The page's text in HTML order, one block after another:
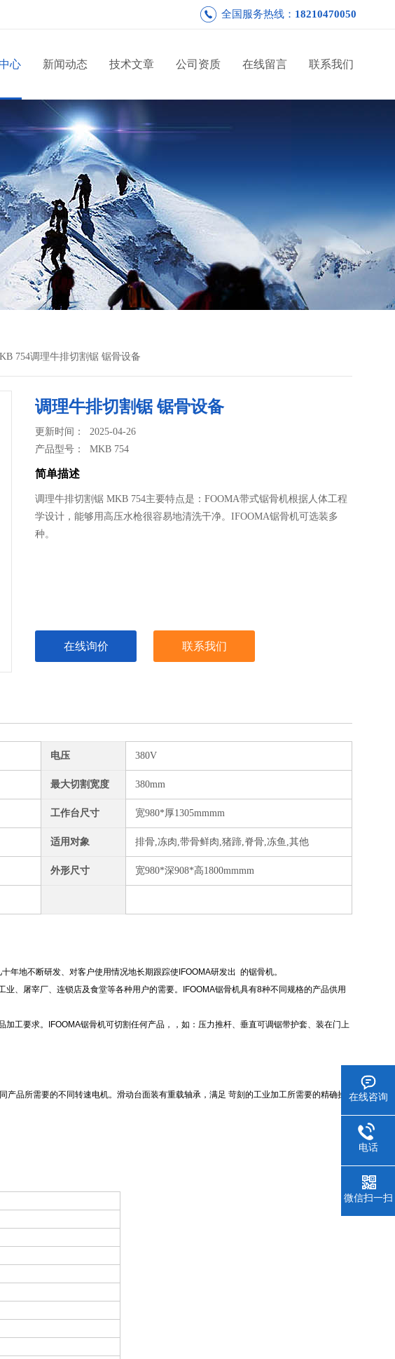
全国服务热线： 18210470050
心 新闻动态 技术文章 公司资质 在线留言 联系我们
754调理牛排切割锯 锯骨设备
调理牛排切割锯 锯骨设备
更新时间： 2025-04-26
产品型号：MKB 754
简单描述
调理牛排切割锯 MKB 754主要特点是：FOOMA带式锯骨机根据人体工程
学设计，能够用高压水枪很容易地清洗干净。IFOOMA锯骨机可选装多
种。
在线询价 联系我们
电压 380V
最大切割宽度 380mm
工作台尺寸 宽980*厚1305mmmm
适用对象 排骨,冻肉,带骨鲜肉,猪蹄,脊骨,冻鱼,其他
外形尺寸 宽980*深908*高1800mmmm
年地不断研发、对客户使用情况地长期跟踪使IFOOMA研发出 的锯骨机。
、屠宰厂、连锁店及食堂等各种用户的需要。IFOOMA锯骨机具有8种不同规格的产品供用
工要求。IFOOMA锯骨机可切割任何产品，，如：压力推杆、垂直可调锯带护套、装在门上
品所需要的不同转速电机。滑动台面装有重载轴承，满足 苛刻的工业加工所需要的精确操
在线咨询
电话
微信扫一扫